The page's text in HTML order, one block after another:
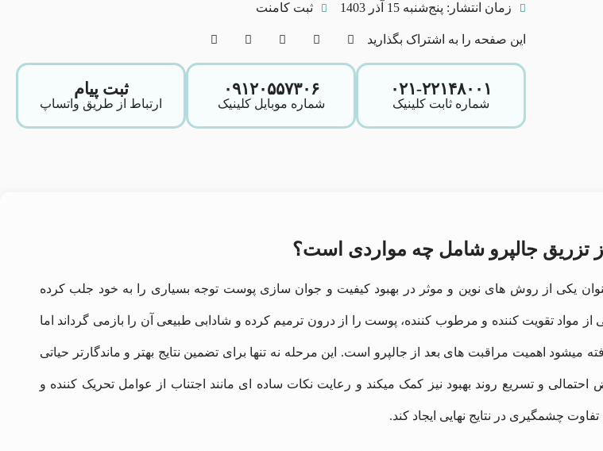
زمان انتشار: پنج‌شنبه 15 آذر 1403 ثبت کامنت
این صفحه را به اشتراک بگذارید
۰۲۱-۲۲۱۴۸۰۰۱
شماره ثابت کلینیک
۰۹۱۲۰۵۵۷۳۰۶
شماره موبایل کلینیک
ثبت پیام
ارتباط از طریق واتساپ
تزریق جالپرو شامل چه مواردی است؟
یکی از روش‌ های نوین و موثر در بهبود کیفیت و جوان‌ سازی پوست توجه بسیاری را به خود جلب کرده
مواد تقویت‌ کننده و مرطوب‌ کننده، پوست را از درون ترمیم کرده و شادابی طبیعی آن را بازمی‌ گرداند اما
میشود اهمیت مراقبت های بعد از جالپرو است. این مرحله نه تنها برای تضمین نتایج بهتر و ماندگارتر حیاتی
و تسریع روند بهبود نیز کمک میکند و رعایت نکات ساده‌ ای مانند اجتناب از عوامل تحریک‌ کننده و
چشمگیری در نتایج نهایی ایجاد کند.